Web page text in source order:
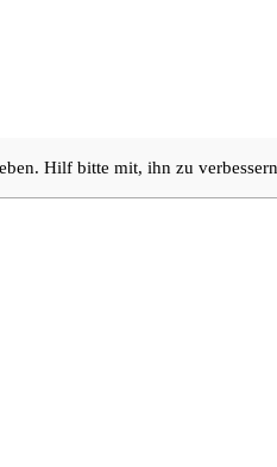
Hilf bitte mit, ihn zu